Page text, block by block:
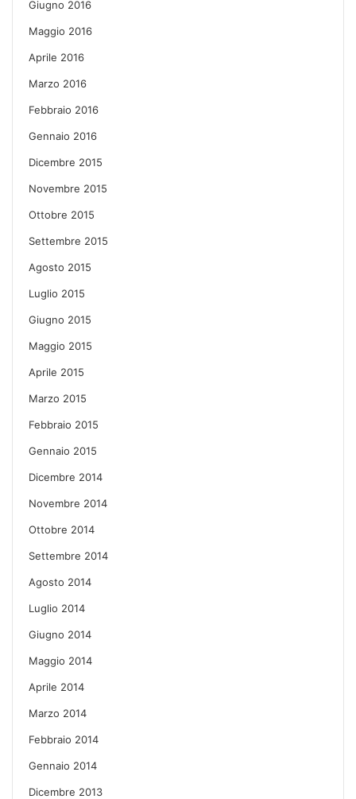
Giugno 2016
Maggio 2016
Aprile 2016
Marzo 2016
Febbraio 2016
Gennaio 2016
Dicembre 2015
Novembre 2015
Ottobre 2015
Settembre 2015
Agosto 2015
Luglio 2015
Giugno 2015
Maggio 2015
Aprile 2015
Marzo 2015
Febbraio 2015
Gennaio 2015
Dicembre 2014
Novembre 2014
Ottobre 2014
Settembre 2014
Agosto 2014
Luglio 2014
Giugno 2014
Maggio 2014
Aprile 2014
Marzo 2014
Febbraio 2014
Gennaio 2014
Dicembre 2013